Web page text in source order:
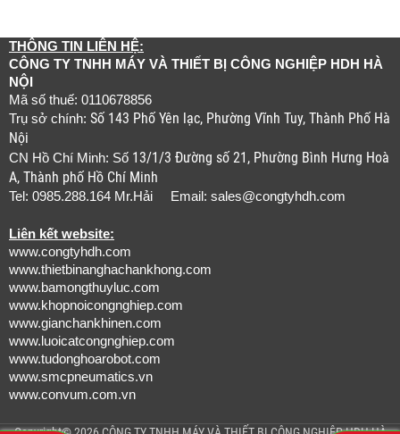
THÔNG TIN LIÊN HỆ:
CÔNG TY TNHH MÁY VÀ THIẾT BỊ CÔNG NGHIỆP HDH HÀ
NỘI
Mã số thuế: 0110678856
Trụ sở chính: Số 143 Phố Yên lạc, Phường Vĩnh Tuy, Thành Phố Hà
Nội
CN Hồ Chí Minh: Số 13/1/3 Đường số 21, Phường Bình Hưng Hoà
A, Thành phố Hồ Chí Minh
Tel: 0985.288.164 Mr.Hải Email: sales@congtyhdh.com
Liên kết website:
www.congtyhdh.com
www.thietbinanghachankhong.com
www.bamongthuyluc.com
www.khopnoicongnghiep.com
www.gianchankhinen.com
www.luoicatcongnghiep.com
www.tudonghoarobot.com
www.smcpneumatics.vn
www.convum.com.vn